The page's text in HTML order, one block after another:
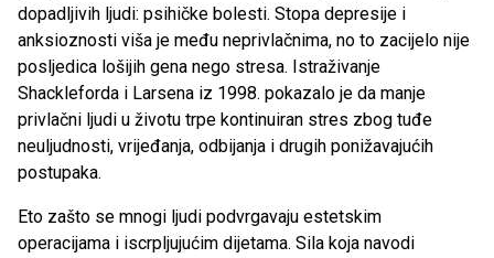
dopadljivih ljudi: psihičke bolesti. Stopa depresije i
anksioznosti viša je među neprivlačnima, no to zacijelo nije
posljedica lošijih gena nego stresa. Istraživanje
Shackleforda i Larsena iz 1998. pokazalo je da manje
privlačni ljudi u životu trpe kontinuiran stres zbog tuđe
neuljudnosti, vrijeđanja, odbijanja i drugih ponižavajućih
postupaka.
Eto zašto se mnogi ljudi podvrgavaju estetskim
operacijama i iscrpljujućim dijetama. Sila koja navodi